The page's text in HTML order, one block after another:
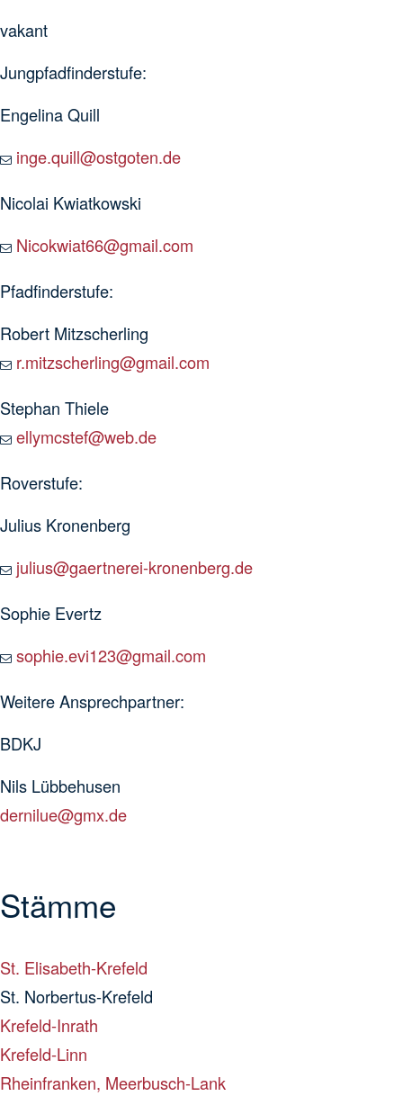
vakant
Jungpfadfinderstufe:
Engelina Quill
inge.quill@ostgoten.de
Nicolai Kwiatkowski
Nicokwiat66@gmail.com
Pfadfinderstufe:
Robert Mitzscherling
r.mitzscherling@gmail.com
Stephan Thiele
ellymcstef@web.de
Roverstufe:
Julius Kronenberg
julius@gaertnerei-kronenberg.de
Sophie Evertz
sophie.evi123@gmail.com
Weitere Ansprechpartner:
BDKJ
Nils Lübbehusen
dernilue@gmx.de
Stämme
St. Elisabeth-Krefeld
St. Norbertus-Krefeld
Krefeld-Inrath
Krefeld-Linn
Rheinfranken, Meerbusch-Lank